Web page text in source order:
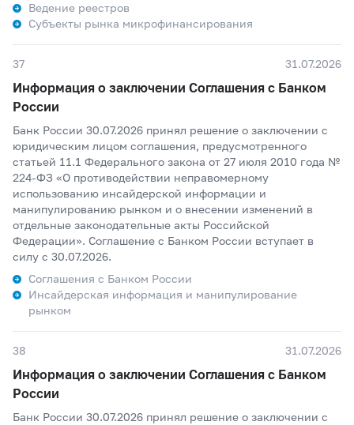
Ведение реестров
Субъекты рынка микрофинансирования
37 31.07.2026
Информация о заключении Соглашения с Банком
России
Банк России 30.07.2026 принял решение о заключении с
юридическим лицом соглашения, предусмотренного
статьей 11.1 Федерального закона от 27 июля 2010 года №
224-ФЗ «О противодействии неправомерному
использованию инсайдерской информации и
манипулированию рынком и о внесении изменений в
отдельные законодательные акты Российской
Федерации». Соглашение с Банком России вступает в
силу с 30.07.2026.
Соглашения с Банком России
Инсайдерская информация и манипулирование
рынком
38 31.07.2026
Информация о заключении Соглашения с Банком
России
Банк России 30.07.2026 принял решение о заключении с